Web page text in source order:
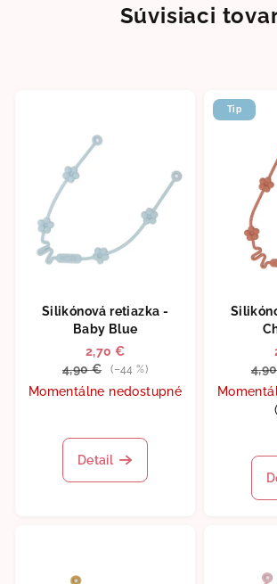
Súvisiaci
Silikónová retiazka -
Baby Blue
2,70 €
4,90 €
(–44 %)
Momentálne nedostupné
Detail
Tip